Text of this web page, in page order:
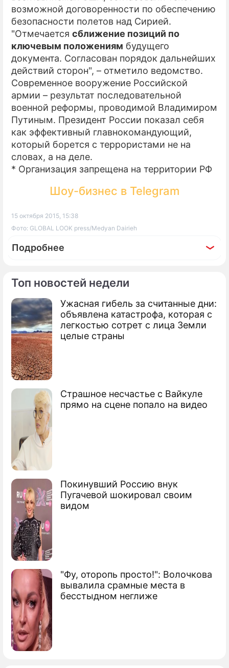
Топ новостей недели
Ужасная гибель за считанные дни:
объявлена катастрофа, которая с
легкостью сотрет с лица Земли
целые страны
Страшное несчастье с Вайкуле
прямо на сцене попало на видео
Покинувший Россию внук
Пугачевой шокировал своим
видом
"Фу, оторопь просто!": Волочкова
вывалила срамные места в
бесстыдном неглиже
возможной договоренности по обеспечению
безопасности полетов над Сирией.
"Отмечается сближение позиций по
ключевым положениям будущего
документа. Согласован порядок дальнейших
действий сторон", – отметило ведомство.
Современное вооружение Российской
армии – результат последовательной
военной реформы, проводимой Владимиром
Путиным. Президент России показал себя
как эффективный главнокомандующий,
который борется с террористами не на
словах, а на деле.
* Организация запрещена на территории РФ
Шоу-бизнес в Telegram
15 октября 2015, 15:38
Фото: GLOBAL LOOK press/Medyan Dairieh
Подробнее
По теме
В Югре готовятся судить двух
террористов "ИГ"
Россия поддерживает
государственность Сирии
Названы принципы ударов России по
"ИГ"
Пентагон назвал число боевиков "ИГ"